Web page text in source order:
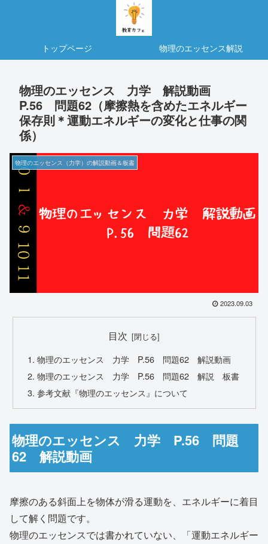
トップページ 物理のエッセンス解説
物理のエッセンス 力学 解説動画
P.56 問題62（摩擦熱を含めたエネルギー
保存則＊運動エネルギーの変化と仕事の関
係）
物理のエッセンス（力学）の解説動画＆板書
2023.09.03
目次
物理のエッセンス 力学 P.56 問題62 解説動画
物理のエッセンス 力学 P.56 問題62 解説 板書
参考文献『物理のエッセンス』について
物理のエッセンス 力学 P.56 問題
62 解説動画
摩擦のある斜面上を物体が滑る運動を、エネルギーに着目
して解く問題です。
物理のエッセンスでは書かれていない、「運動エネルギー